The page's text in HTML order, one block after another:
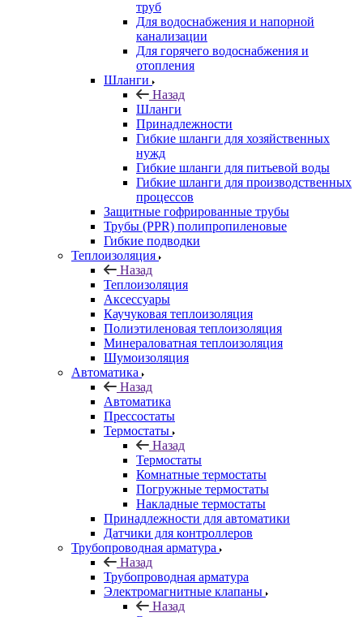
труб
Для водоснабжения и напорной
канализации
Для горячего водоснабжения и
отопления
Шланги
Назад
Шланги
Принадлежности
Гибкие шланги для хозяйственных
нужд
Гибкие шланги для питьевой воды
Гибкие шланги для производственных
процессов
Защитные гофрированные трубы
Трубы (РРR) полипропиленовые
Гибкие подводки
Теплоизоляция
Назад
Теплоизоляция
Аксессуары
Каучуковая теплоизоляция
Полиэтиленовая теплоизоляция
Минераловатная теплоизоляция
Шумоизоляция
Автоматика
Назад
Автоматика
Прессостаты
Термостаты
Назад
Термостаты
Комнатные термостаты
Погружные термостаты
Накладные термостаты
Принадлежности для автоматики
Датчики для контроллеров
Трубопроводная арматура
Назад
Трубопроводная арматура
Электромагнитные клапаны
Назад